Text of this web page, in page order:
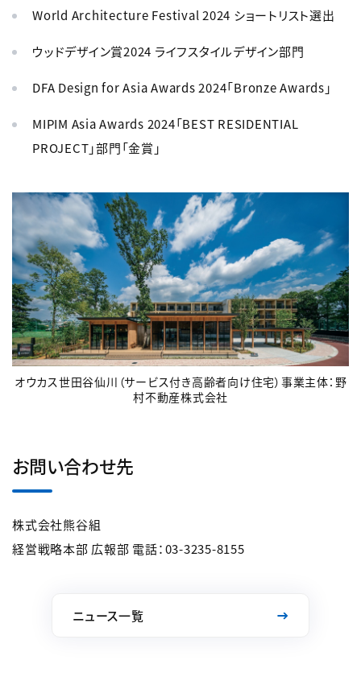
World Architecture Festival 2024 ショートリスト選出
ウッドデザイン賞2024 ライフスタイルデザイン部門
DFA Design for Asia Awards 2024「Bronze Awards」
MIPIM Asia Awards 2024「BEST RESIDENTIAL
PROJECT」部門「金賞」
オウカス世田谷仙川（サービス付き高齢者向け住宅）事業主体：野
村不動産株式会社
お問い合わせ先
株式会社熊谷組
経営戦略本部 広報部 電話：03-3235-8155
ニュース一覧